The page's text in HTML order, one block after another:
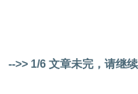
-->> 1/6 文章未完，请继